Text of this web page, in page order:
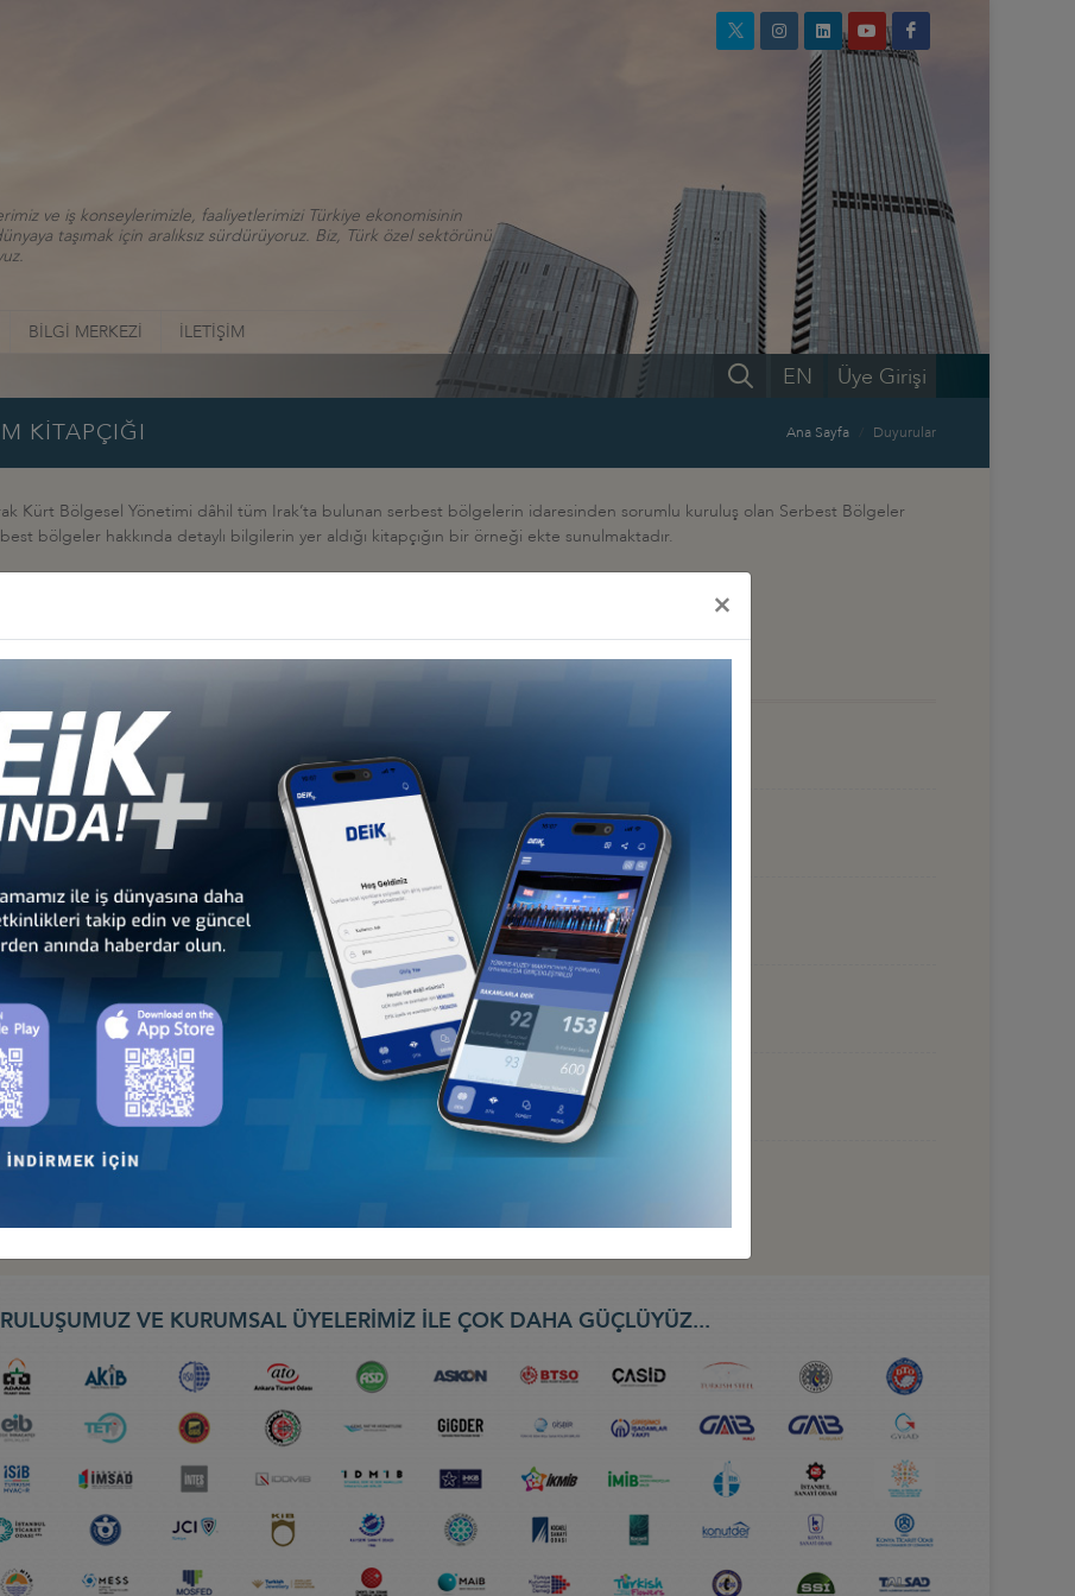
ve iş konseylerimizle, faaliyetlerimizi Türkiye ekonomisinin
taşımak için aralıksız sürdürüyoruz. Biz, Türk özel sektörünü
BİLGİ MERKEZİ İLETİŞİM
Üye Girişi
EN
KİTAPÇIĞI Ana Sayfa Duyurular
Kürt Bölgesel Yönetimi dâhil tüm Irak’ta bulunan serbest bölgelerin idaresinden sorumlu kuruluş olan Serbest Bölgeler
bölgeler hakkında detaylı bilgilerin yer aldığı kitapçığın bir örneği ekte sunulmaktadır.
HK
İş Konseyi
2026, BAKÜ
İş Konseyi
TÜRK DEVLETLERİNİN KÜRESELFİNANSAL ENTEGRASYONU, 9-10 HAZİRAN 2026, BAKÜ
2026) FUARI, 30 NİSAN-2 MAYIS 2026, BATUM
VE KURUMSAL ÜYELERİMİZ İLE ÇOK DAHA GÜÇLÜYÜZ...
×